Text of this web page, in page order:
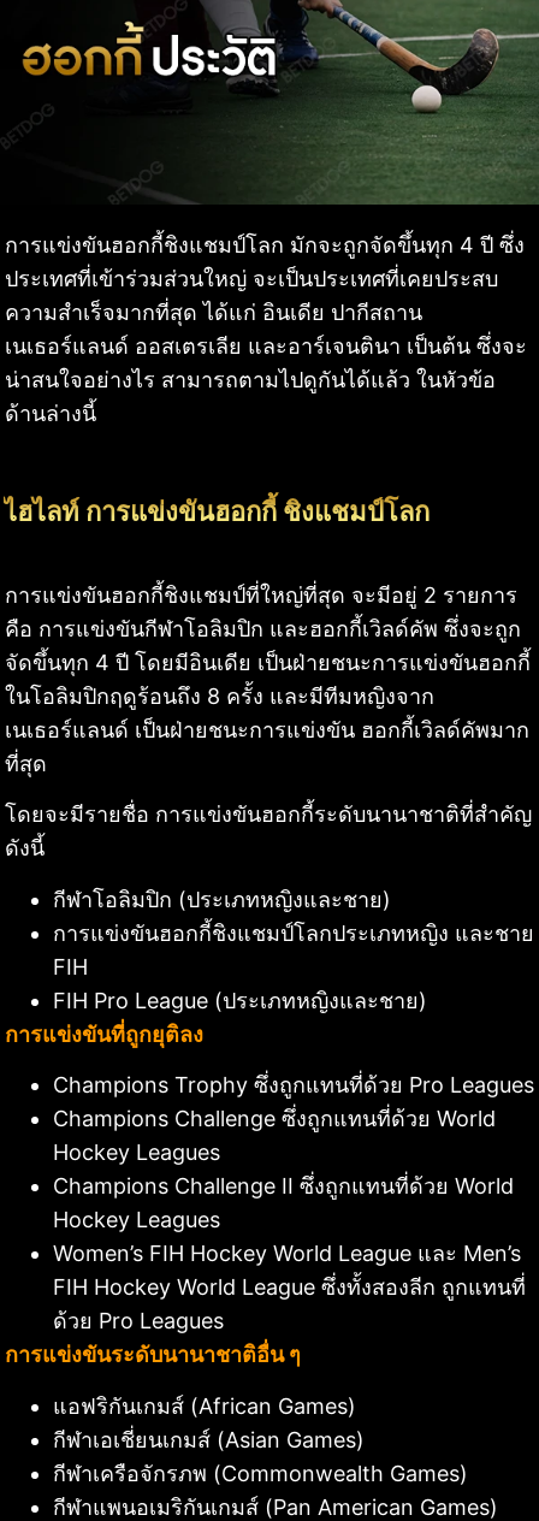
การแข่งขันฮอกกี้ชิงแชมป์โลก มักจะถูกจัดขึ้นทุก 4 ปี ซึ่ง
ประเทศที่เข้าร่วมส่วนใหญ่ จะเป็นประเทศที่เคยประสบ
ความสำเร็จมากที่สุด ได้แก่ อินเดีย ปากีสถาน
เนเธอร์แลนด์ ออสเตรเลีย และอาร์เจนตินา เป็นต้น ซึ่งจะ
น่าสนใจอย่างไร สามารถตามไปดูกันได้แล้ว ในหัวข้อ
ด้านล่างนี้
ไฮไลท์ การแข่งขันฮอกกี้ ชิงแชมป์โลก
การแข่งขันฮอกกี้ชิงแชมป์ที่ใหญ่ที่สุด จะมีอยู่ 2 รายการ
คือ การแข่งขันกีฬาโอลิมปิก และฮอกกี้เวิลด์คัพ ซึ่งจะถูก
จัดขึ้นทุก 4 ปี โดยมีอินเดีย เป็นฝ่ายชนะการแข่งขันฮอกกี้
ในโอลิมปิกฤดูร้อนถึง 8 ครั้ง และมีทีมหญิงจาก
เนเธอร์แลนด์ เป็นฝ่ายชนะการแข่งขัน ฮอกกี้เวิลด์คัพมาก
ที่สุด
โดยจะมีรายชื่อ การแข่งขันฮอกกี้ระดับนานาชาติที่สำคัญ
ดังนี้
กีฬาโอลิมปิก (ประเภทหญิงและชาย)
การแข่งขันฮอกกี้ชิงแชมป์โลกประเภทหญิง และชาย
FIH
FIH Pro League (ประเภทหญิงและชาย)
การแข่งขันที่ถูกยุติลง
Champions Trophy ซึ่งถูกแทนที่ด้วย Pro Leagues
Champions Challenge ซึ่งถูกแทนที่ด้วย World
Hockey Leagues
Champions Challenge II ซึ่งถูกแทนที่ด้วย World
Hockey Leagues
Women’s FIH Hockey World League และ Men’s
FIH Hockey World League ซึ่งทั้งสองลีก ถูกแทนที่
ด้วย Pro Leagues
การแข่งขันระดับนานาชาติอื่น ๆ
แอฟริกันเกมส์ (African Games)
กีฬาเอเชี่ยนเกมส์ (Asian Games)
กีฬาเครือจักรภพ (Commonwealth Games)
กีฬาแพนอเมริกันเกมส์ (Pan American Games)